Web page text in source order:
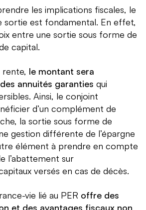
les implications fiscales, le
sortie est fondamental. En effet,
entre une sortie sous forme de
capital.
rente, le montant sera
annuités garanties qui
Ainsi, le conjoint
d’un complément de
la sortie sous forme de
gestion différente de l’épargne
élément à prendre en compte
l’abattement sur
versés en cas de décès.
vie lié au PER offre des
et des avantages fiscaux non